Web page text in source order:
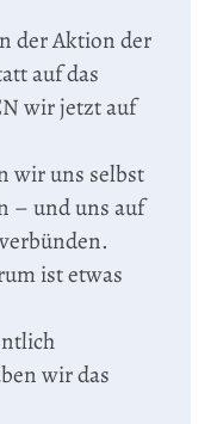
der Aktion der
auf das
wir jetzt auf
wir uns selbst
– und uns auf
ist etwas
wir das